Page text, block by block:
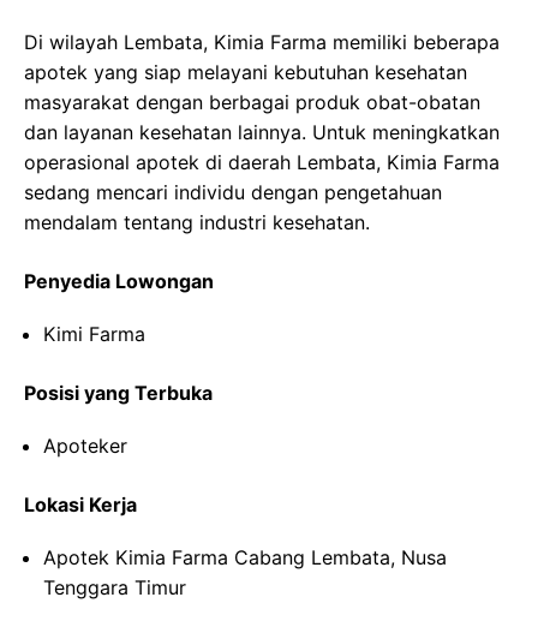
Di wilayah Lembata, Kimia Farma memiliki beberapa
apotek yang siap melayani kebutuhan kesehatan
masyarakat dengan berbagai produk obat-obatan
dan layanan kesehatan lainnya. Untuk meningkatkan
operasional apotek di daerah Lembata, Kimia Farma
sedang mencari individu dengan pengetahuan
mendalam tentang industri kesehatan.
Penyedia Lowongan
Kimi Farma
Posisi yang Terbuka
Apoteker
Lokasi Kerja
Apotek Kimia Farma Cabang Lembata, Nusa
Tenggara Timur